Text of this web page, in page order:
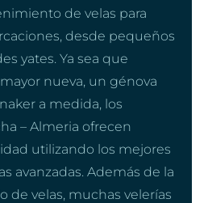
de velas para
desde pequeños
yates. Ya sea que
nueva, un génova
a medida, los
– Almeria ofrecen
utilizando los mejores
avanzadas. Además de la
de velas, muchas velerías